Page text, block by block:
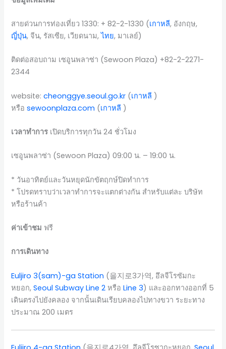
สายด่วนการท่องเที่ยว 1330: + 82-2-1330 (เกาหลี, อังกฤษ,
ญี่ปุ่น, จีน, รัสเซีย, เวียดนาม,ไทย, มาเลย์)
ติดต่อสอบถาม เซอูนพลาซ่า (Sewoon Plaza) +82-2-2271-
2344
website:cheonggye.seoul.go.kr (เกาหลี )
หรือsewoonplaza.com (เกาหลี )
เวลาทำการ เปิดบริการทุกวัน 24 ชั่วโมง
เซอูนพลาซ่า (Sewoon Plaza) 09:00 น. – 19:00 น.
* วันอาทิตย์และวันหยุดนักขัตฤกษ์ปิดทำการ
* โปรดทราบว่าเวลาทำการจะแตกต่างกัน สำหรับแต่ละ บริษัท
หรือร้านค้า
ค่าเข้าชม ฟรี
การเดินทาง
Euljiro 3(sam)-ga Station (을지로3가역, อึลจีโรซัมกะ
หยอก,Seoul Subway Line 2 หรือLine 3) และออกทางออกที่ 5
เดินตรงไปยังคลอง จากนั้นเดินเรียบคลองไปทางขวา ระยะทาง
ประมาณ 200 เมตร